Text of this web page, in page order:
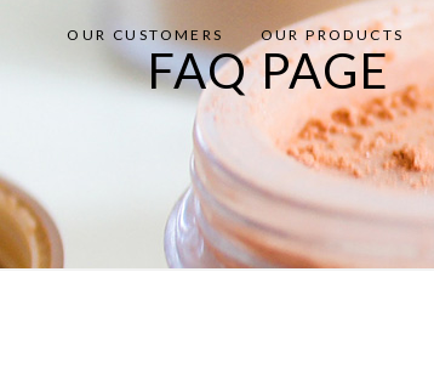
OUR CUSTOMERS OUR PRODUCTS
FAQ PAGE